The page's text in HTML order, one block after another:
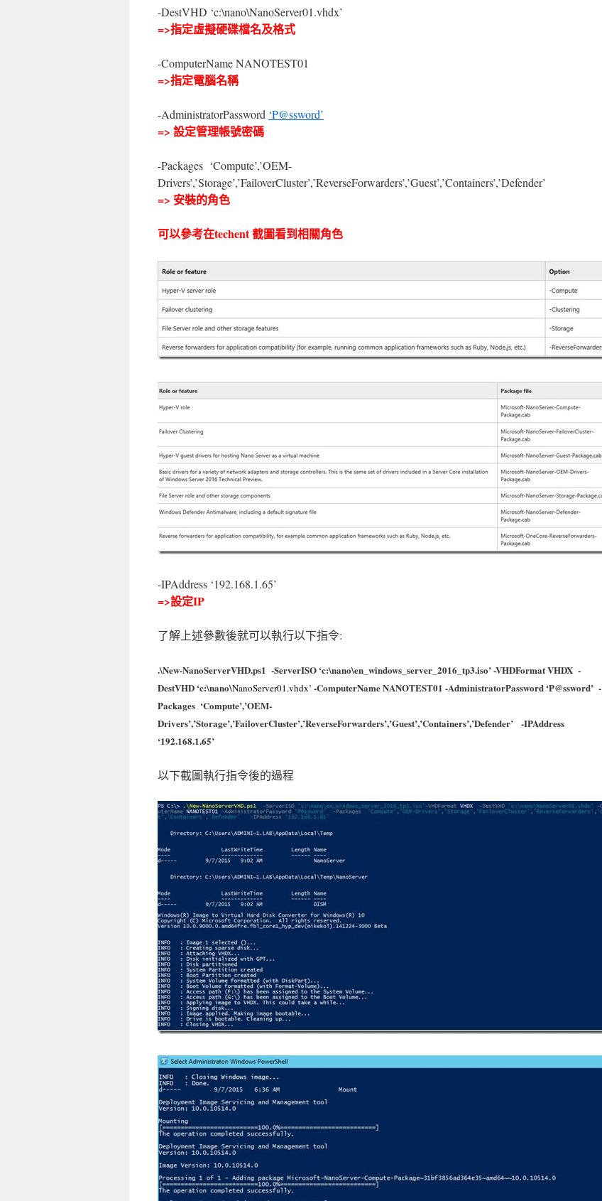
-DestVHD ‘c:\nano\NanoServer01.vhdx’
=>指定虛擬硬碟檔名及格式
-ComputerName NANOTEST01
=>指定電腦名稱
-AdministratorPassword ‘P@ssword’
=> 設定管理帳號密碼
-Packages ‘Compute’,’OEM-
Drivers’,’Storage’,’FailoverCluster’,’ReverseForwarders’,’Guest’,’Containers’,’Defender’
=> 安裝的角色
可以參考在techent 截圖看到相關角色
-IPAddress ‘192.168.1.65’
=>設定IP
了解上述參數後就可以執行以下指令:
.\New-NanoServerVHD.ps1 -ServerISO ‘c:\nano\en_windows_server_2016_tp3.iso’ -VHDFormat VHDX -
DestVHD ‘c:\nano\NanoServer01.vhdx’ -ComputerName NANOTEST01 -AdministratorPassword ‘P@ssword’ -
Packages ‘Compute’,’OEM-
Drivers’,’Storage’,’FailoverCluster’,’ReverseForwarders’,’Guest’,’Containers’,’Defender’ -IPAddress
‘192.168.1.65’
以下截圖執行指令後的過程